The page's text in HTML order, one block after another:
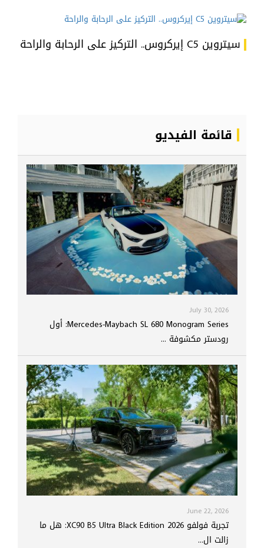
سيتروين C5 إيركروس.. التركيز على الرحابة والراحة
قائمة الفيديو
July 30, 2026
Mercedes-Maybach SL 680 Monogram Series: أول
رودستر مكشوفة ...
June 22, 2026
تجربة فولفو XC90 B5 Ultra Black Edition 2026: هل ما
زالت ال...